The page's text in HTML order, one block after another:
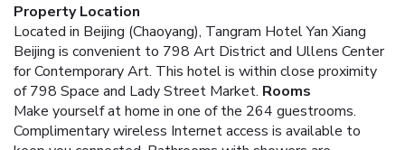
Property Location
Located in Beijing (Chaoyang), Tangram Hotel Yan Xiang
Beijing is convenient to 798 Art District and Ullens Center
for Contemporary Art. This hotel is within close proximity
of 798 Space and Lady Street Market. Rooms
Make yourself at home in one of the 264 guestrooms.
Complimentary wireless Internet access is available to